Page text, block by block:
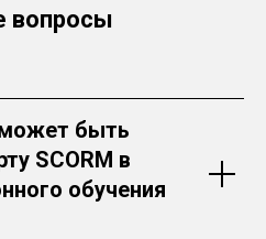
вопросы
быть
SCORM в
обучения